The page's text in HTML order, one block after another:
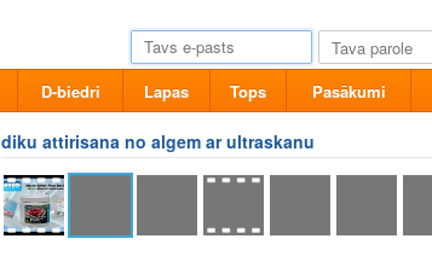
D-biedri Lapas Tops Pasākumi
diku attirisana no algem ar ultraskanu